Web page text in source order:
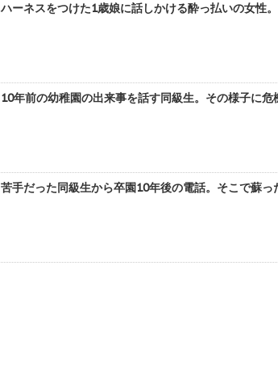
ハーネスをつけた1歳娘に話しかける酔っ払いの女
10年前の幼稚園の出来事を話す同級生。その様子に
苦手だった同級生から卒園10年後の電話。そこで蘇